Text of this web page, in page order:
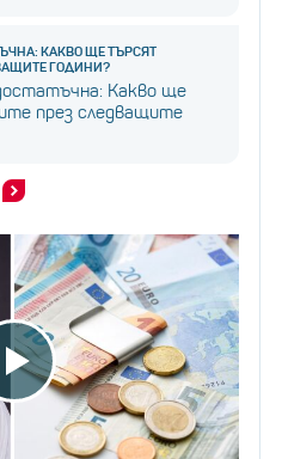
КАКВО ЩЕ ТЪРСЯТ
ГОДИНИ?
Какво ще
през следващите